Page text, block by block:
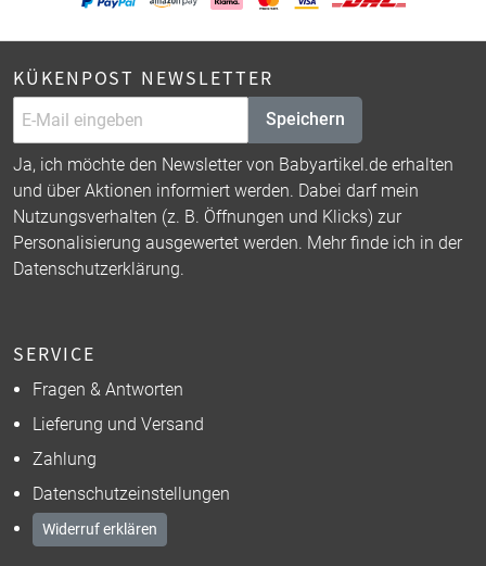
KÜKENPOST NEWSLETTER
Speichern
Ja, ich möchte den Newsletter von Babyartikel.de erhalten
und über Aktionen informiert werden. Dabei darf mein
Nutzungsverhalten (z. B. Öffnungen und Klicks) zur
Personalisierung ausgewertet werden. Mehr finde ich in der
Datenschutzerklärung.
SERVICE
Fragen & Antworten
Lieferung und Versand
Zahlung
Datenschutzeinstellungen
Widerruf erklären